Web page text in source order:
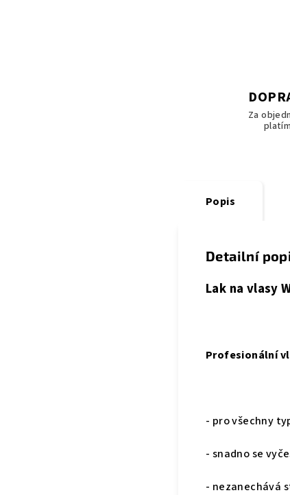
Za
Popis
Detailní
Lak na vlasy
Profesionální
- pro všechny
- snadno se
- nezanechává